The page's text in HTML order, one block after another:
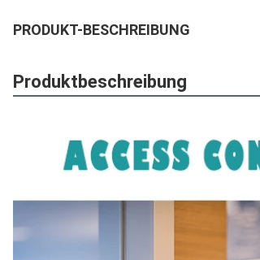
PRODUKT-BESCHREIBUNG
Produktbeschreibung